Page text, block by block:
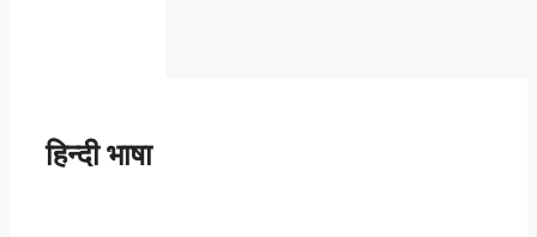
हिन्दी भाषा